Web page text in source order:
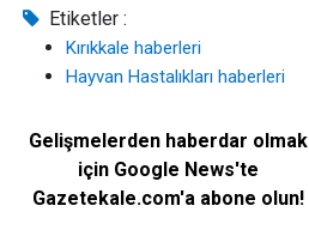
Etiketler :
Kırıkkale haberleri
Hayvan Hastalıkları haberleri
Gelişmelerden haberdar olmak
için Google News'te
Gazetekale.com'a abone olun!